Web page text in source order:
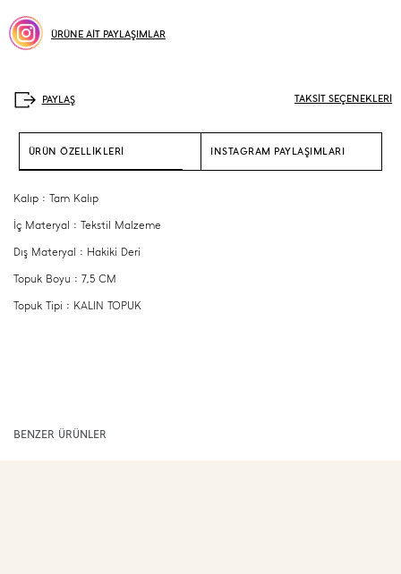
ÜRÜNE AİT PAYLAŞIMLAR
TAKSİT SEÇENEKLERİ
ÜRÜN ÖZELLİKLERİ INSTAGRAM PAYLAŞIMLARI
Kalıp : Tam Kalıp
İç Materyal : Tekstil Malzeme
Dış Materyal : Hakiki Deri
Topuk Boyu : 7,5 CM
Topuk Tipi : KALIN TOPUK
BENZER ÜRÜNLER